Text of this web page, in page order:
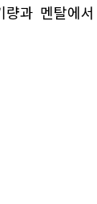
과 멘탈에